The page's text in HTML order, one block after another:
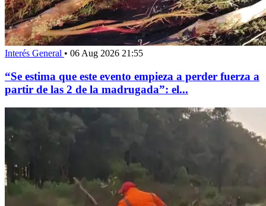
Interés General • 06 Aug 2026 21:55
“Se estima que este evento empieza a perder fuerza a
partir de las 2 de la madrugada”: el...